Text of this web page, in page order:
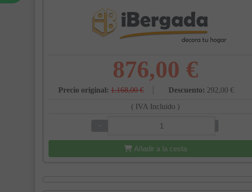
876,00 €
Precio original: 1.168,00 € Descuento: 292,00 €
( IVA Incluido )
−
Añadir a la cesta